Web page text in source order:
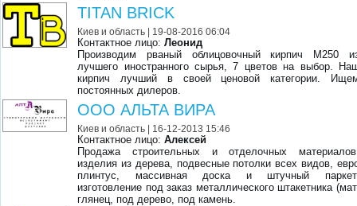
TITAN BRICK
Киев и область | 19-08-2016 06:04
Контактное лицо:Леонид
Производим рваный облицовочный кирпич М250
лучшего иностранного сырья, 7 цветов на выбор.
кирпич лучший в своей ценовой категории.
постоянных дилеров.
ООО АЛЬТА ВИРА
Киев и область | 16-12-2013 15:46
Контактное лицо:Алексей
Продажа строительных и отделочных
изделия из дерева, подвесные потолки всех видов,
плинтус, массивная доска и штучный
изготовление под заказ металлического штакетника
глянец, под дерево, под камень.